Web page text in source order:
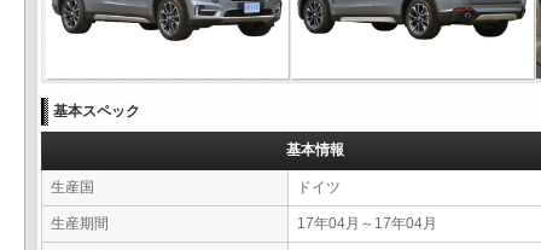
基本スペック
基本情報
生産国 ドイツ
生産期間 17年04月～17年04月